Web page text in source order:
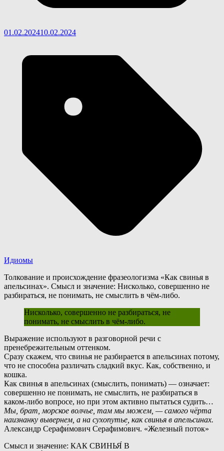
01.02.202410.02.2024
Идиомы
Толкование и происхождение фразеологизма «Как свинья в
апельсинах». Смысл и значение: Нисколько, совершенно не
разбираться, не понимать, не смыслить в чём-либо.
Нисколько, совершенно не разбираться, не
понимать, не смыслить в чём-либо.
Выражение используют в разговорной речи с
пренебрежительным оттенком.
Сразу скажем, что свинья не разбирается в апельсинах потому,
что не способна различать сладкий вкус. Как, собственно, и
кошка.
Как свинья в апельсинах (смыслить, понимать) — означает:
совершенно не понимать, не смыслить, не разбираться в
каком-либо вопросе, но при этом активно пытаться судить…
Мы, брат, морское волчье, там мы можем, — самого чёрта
наизнанку вывернем, а на сухопутье, как свинья в апельсинах.
Александр Серафи́мович Серафимо́вич. «Железный поток»
Смысл и значение: КАК СВИНЬЯ́ В